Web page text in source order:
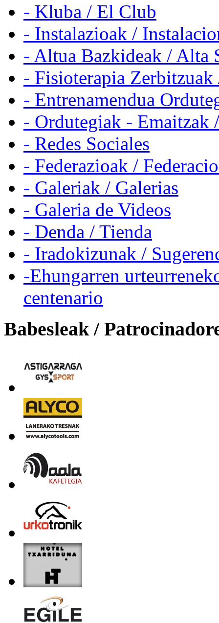
- Kluba / El Club
- Instalazioak /
- Altua Bazkideak / Alta
- Fisioterapia
- Entrenamendua
- Ordutegiak - Emaitzak
- Redes Sociales
- Federazioak /
- Galeriak / Galerias
- Galeria de Videos
- Denda / Tienda
- Iradokizunak /
-Ehungarren
centenario
Babesleak /